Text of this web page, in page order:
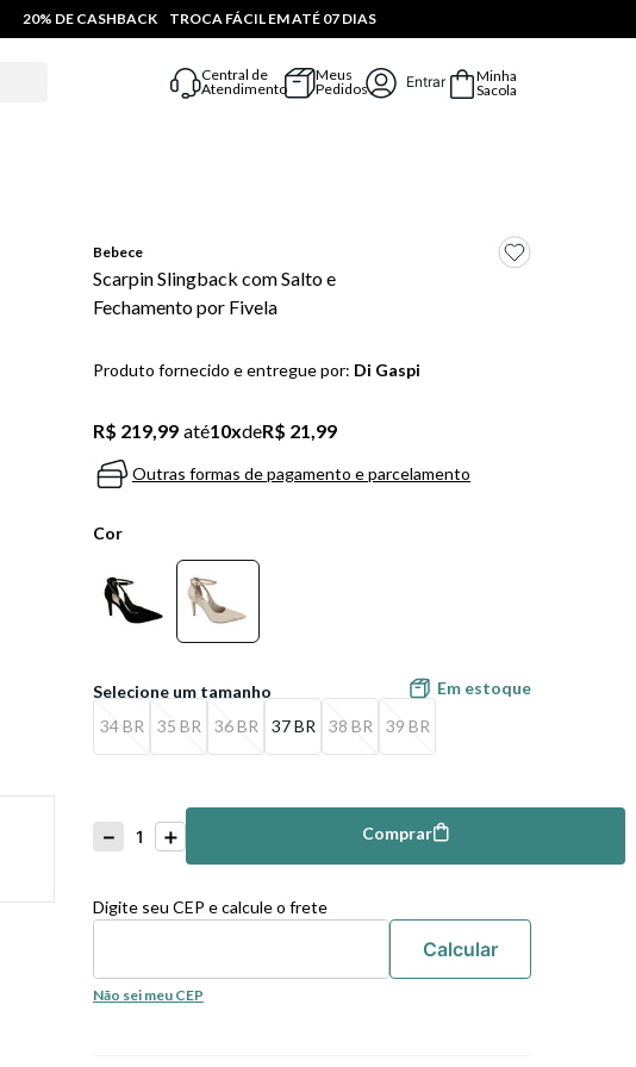
20% DE CASHBACK TROCA FÁCIL EM ATÉ 07 DIAS
Central de
Atendimento
Meus
Pedidos
Entrar
Minha
Sacola
Bebece
Scarpin Slingback com Salto e
Fechamento por Fivela
Produto fornecido e entregue por: Di Gaspi
R$ 219,99 até10xdeR$ 21,99
Outras formas de pagamento e parcelamento
Cor
34 BR 35 BR 36 BR 37 BR 38 BR 39 BR
Em estoque
＋
－
Comprar Comprar
Digite seu CEP e calcule o frete
Não sei meu CEP